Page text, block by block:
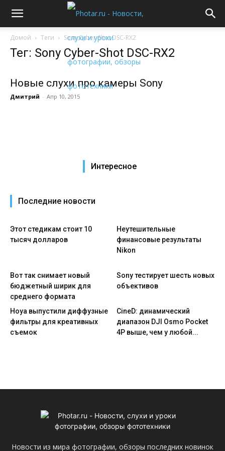
Домой Теги Sony Cyber-Shot DSC-RX2
Тег: Sony Cyber-Shot DSC-RX2
Новые слухи про камеры Sony
Дмитрий - Апр 10, 2015
Интересное
Последние новости
Этот стедикам стоит 10
тысяч долларов
Неутешительные
финансовые результаты
Nikon
Вот так снимает новый
бюджетный ширик для
среднего формата
Sony тестирует шесть новых
объективов
Hoya выпустили диффузные
фильтры для креативных
съемок
CineD: динамический
диапазон DJI Osmo Pocket
4P выше, чем у любой...
Новости из мира фотографии, обзоры последних новинок